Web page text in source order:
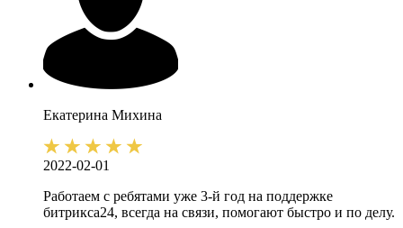
Екатерина Михина
2022-02-01
Работаем с ребятами уже 3-й год на поддержке
битрикса24, всегда на связи, помогают быстро и по делу.